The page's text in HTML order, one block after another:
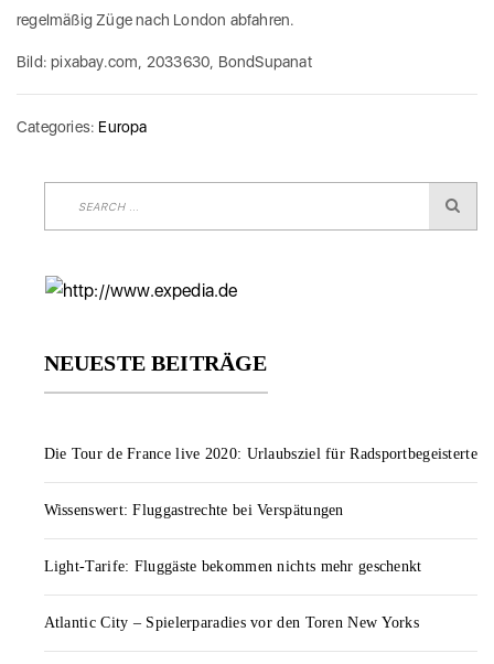
regelmäßig Züge nach London abfahren.
Bild: pixabay.com, 2033630, BondSupanat
Categories: Europa
NEUESTE BEITRÄGE
Die Tour de France live 2020: Urlaubsziel für Radsportbegeisterte
Wissenswert: Fluggastrechte bei Verspätungen
Light-Tarife: Fluggäste bekommen nichts mehr geschenkt
Atlantic City – Spielerparadies vor den Toren New Yorks